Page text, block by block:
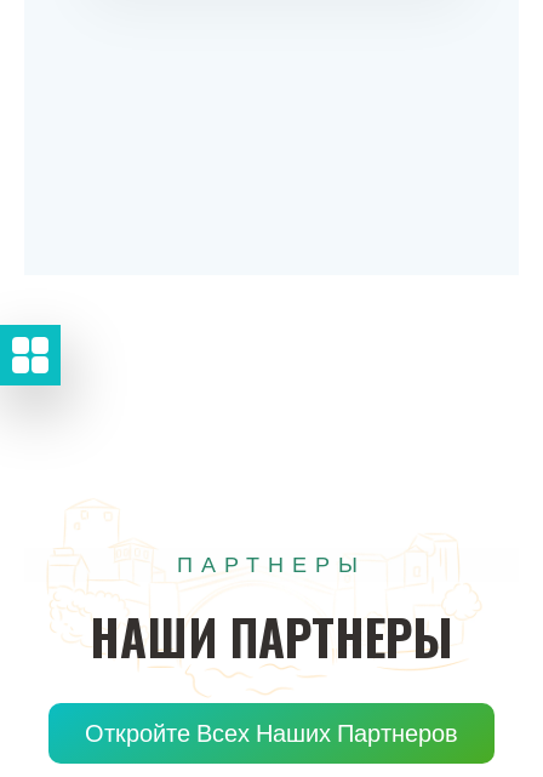
ПАРТНЕРЫ
НАШИ ПАРТНЕРЫ
Откройте Всех Наших Партнеров